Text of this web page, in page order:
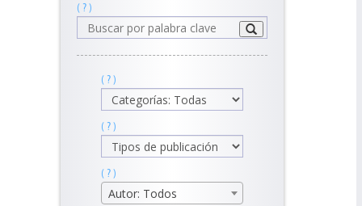
( ? )
( ? )
( ? )
( ? )
Autor: Todos